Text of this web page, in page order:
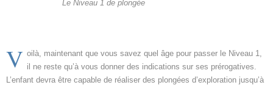
Le Niveau 1 de plongée
V oilà, maintenant que vous savez quel âge pour passer le Niveau 1,
il ne reste qu’à vous donner des indications sur ses prérogatives.
L’enfant devra être capable de réaliser des plongées d’exploration jusqu’à